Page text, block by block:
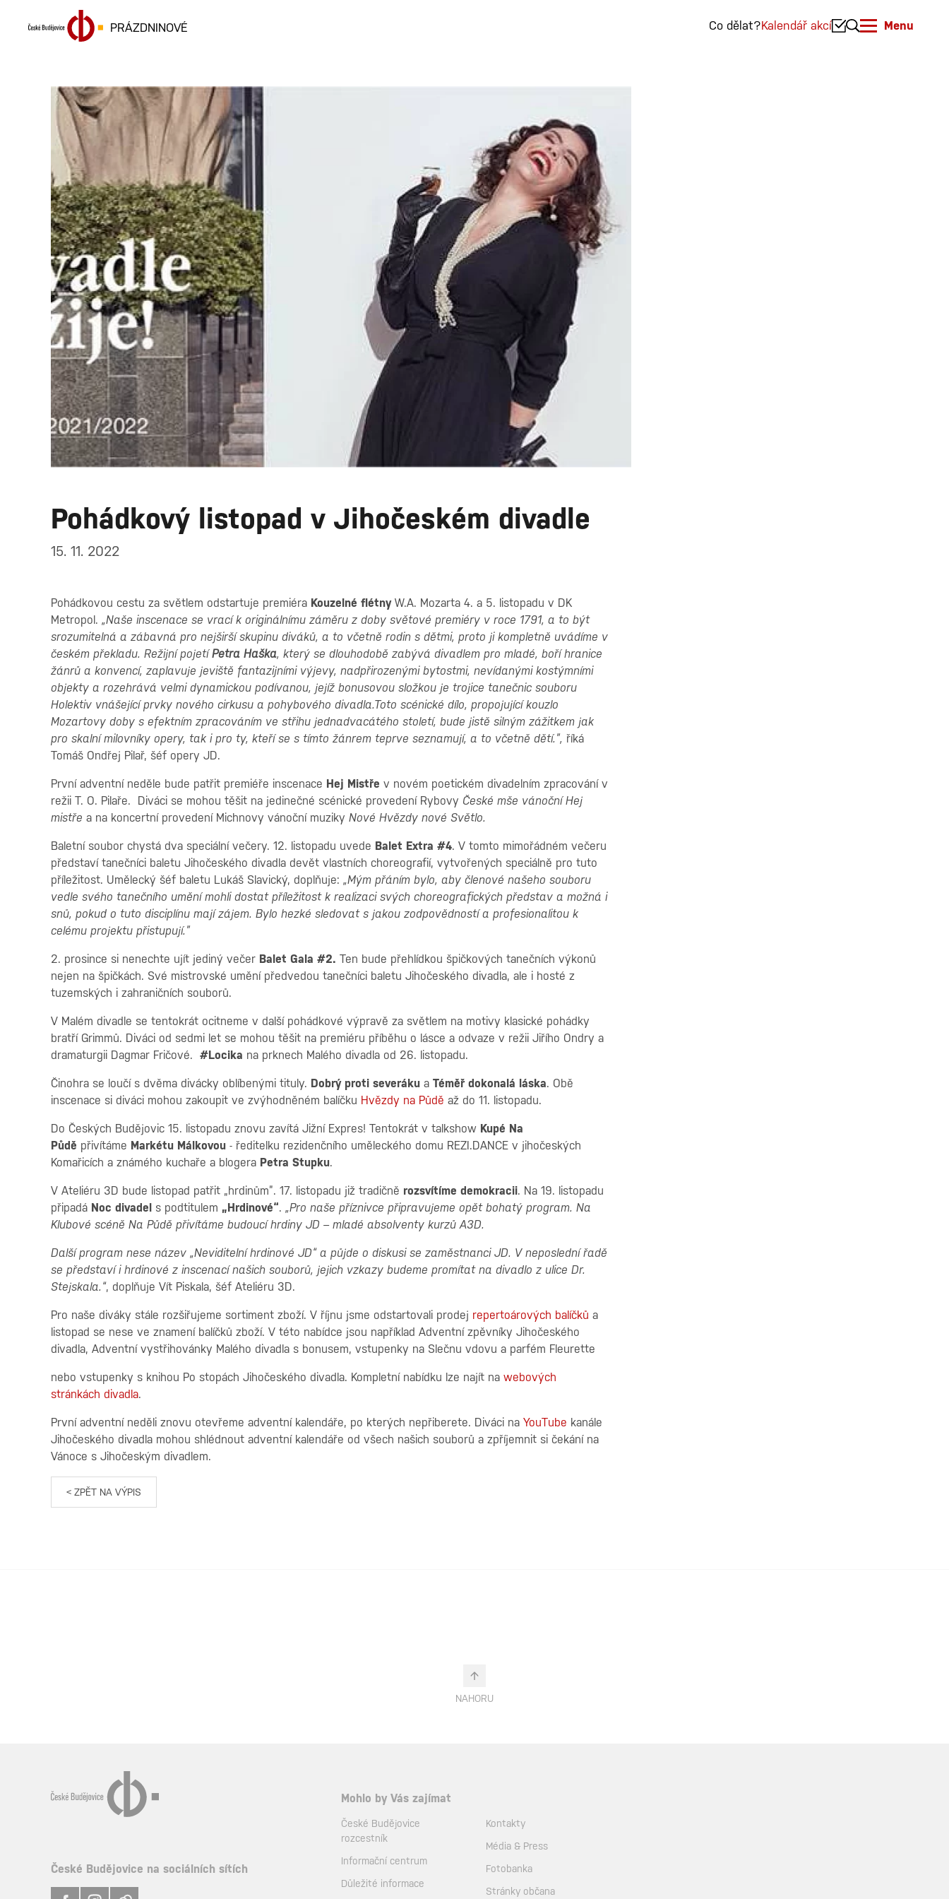
PRÁZDNINOVÉ Co dělat?Kalendář akcí Menu
Pohádkový listopad v Jihočeském divadle
15. 11. 2022
Pohádkovou cestu za světlem odstartuje premiéra Kouzelné flétnyW.A. Mozarta 4. a 5. listopadu v DK
Metropol. „Naše inscenace se vrací k originálnímu záměru z doby světové premiéry v roce 1791, a to být
srozumitelná a zábavná pro nejširší skupinu diváků, a to včetně rodin s dětmi, proto ji kompletně uvádíme v
českém překladu. Režijní pojetíPetra Haška, který se dlouhodobě zabývá divadlem pro mladé, boří hranice
žánrů a konvencí, zaplavuje jeviště fantazijními výjevy, nadpřirozenými bytostmi, nevídanými kostýmními
objekty a rozehrává velmi dynamickou podívanou, jejíž bonusovou složkou je trojice tanečnic souboru
Holektiv vnášející prvky nového cirkusu a pohybového divadla.Toto scénické dílo, propojující kouzlo
Mozartovy doby s efektním zpracováním ve střihu jednadvacátého století, bude jistě silným zážitkem jak
pro skalní milovníky opery, tak i pro ty, kteří se s tímto žánrem teprve seznamují, a to včetně dětí.”, říká
Tomáš Ondřej Pilař, šéf opery JD.
První adventní neděle bude patřit premiéře inscenace Hej Mistře v novém poetickém divadelním zpracování v
režii T. O. Pilaře. Diváci se mohou těšit na jedinečné scénické provedení Rybovy České mše vánoční Hej
mistře a na koncertní provedení Michnovy vánoční muziky Nové Hvězdy nové Světlo.
Baletní soubor chystá dva speciální večery. 12. listopadu uvede Balet Extra #4. V tomto mimořádném večeru
představí tanečníci baletu Jihočeského divadla devět vlastních choreografií, vytvořených speciálně pro tuto
příležitost. Umělecký šéf baletu Lukáš Slavický, doplňuje: „Mým přáním bylo, aby členové našeho souboru
vedle svého tanečního umění mohli dostat příležitost k realizaci svých choreografických představ a možná i
snů, pokud o tuto disciplínu mají zájem. Bylo hezké sledovat s jakou zodpovědností a profesionalitou k
celému projektu přistupují.”
2. prosince si nenechte ujít jediný večer Balet Gala #2. Ten bude přehlídkou špičkových tanečních výkonů
nejen na špičkách. Své mistrovské umění předvedou tanečníci baletu Jihočeského divadla, ale i hosté z
tuzemských i zahraničních souborů.
V Malém divadle se tentokrát ocitneme v další pohádkové výpravě za světlem na motivy klasické pohádky
bratří Grimmů. Diváci od sedmi let se mohou těšit na premiéru příběhu o lásce a odvaze v režii Jiřího Ondry a
dramaturgii Dagmar Fričové. #Locika na prknech Malého divadla od 26. listopadu.
Činohra se loučí s dvěma divácky oblíbenými tituly. Dobrý proti severáku a Téměř dokonalá láska. Obě
inscenace si diváci mohou zakoupit ve zvýhodněném balíčku Hvězdy na Půdě až do 11. listopadu.
Do Českých Budějovic 15. listopadu znovu zavítá Jižní Expres! Tentokrát v talkshow Kupé Na
Půdě přivítáme Markétu Málkovou - ředitelku rezidenčního uměleckého domu REZI.DANCE v jihočeských
Komařicích a známého kuchaře a blogera Petra Stupku.
V Ateliéru 3D bude listopad patřit „hrdinům”. 17. listopadu již tradičně rozsvítíme demokracii. Na 19. listopadu
připadá Noc divadel s podtitulem „Hrdinové“. „Pro naše příznivce připravujeme opět bohatý program. Na
Klubové scéně Na Půdě přivítáme budoucí hrdiny JD – mladé absolventy kurzů A3D.
Další program nese název „Neviditelní hrdinové JD“ a půjde o diskusi se zaměstnanci JD. V neposlední řadě
se představí i hrdinové z inscenací našich souborů, jejich vzkazy budeme promítat na divadlo z ulice Dr.
Stejskala.“, doplňuje Vít Piskala, šéf Ateliéru 3D.
Pro naše diváky stále rozšiřujeme sortiment zboží. V říjnu jsme odstartovali prodej repertoárových balíčků a
listopad se nese ve znamení balíčků zboží. V této nabídce jsou například Adventní zpěvníky Jihočeského
divadla, Adventní vystřihovánky Malého divadla s bonusem, vstupenky na Slečnu vdovu a parfém Fleurette
nebo vstupenky s knihou Po stopách Jihočeského divadla. Kompletní nabídku lze najít na webových
stránkách divadla.
První adventní neděli znovu otevřeme adventní kalendáře, po kterých nepřiberete. Diváci na YouTube kanále
Jihočeského divadla mohou shlédnout adventní kalendáře od všech našich souborů a zpříjemnit si čekání na
Vánoce s Jihočeským divadlem.
< ZPĚT NA VÝPIS
NAHORU
České Budějovice na sociálních sítích
Mohlo by Vás zajímat
České Budějovice
rozcestník
Informační centrum
Důležité informace
Kontakty
Média & Press
Fotobanka
Stránky občana